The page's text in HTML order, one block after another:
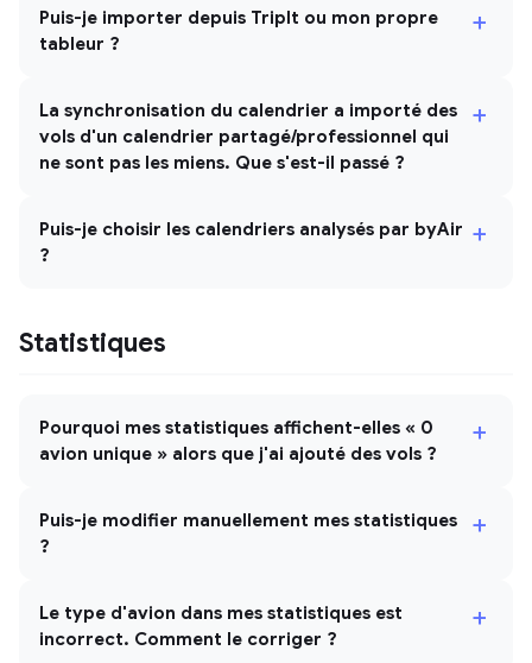
Puis-je importer depuis TripIt ou mon propre
tableur ?
+
La synchronisation du calendrier a importé des
vols d'un calendrier partagé/professionnel qui
ne sont pas les miens. Que s'est-il passé ?
+
Puis-je choisir les calendriers analysés par byAir
?
+
Statistiques
Pourquoi mes statistiques affichent-elles « 0
avion unique » alors que j'ai ajouté des vols ?
+
Puis-je modifier manuellement mes statistiques
?
+
Le type d'avion dans mes statistiques est
incorrect. Comment le corriger ?
+